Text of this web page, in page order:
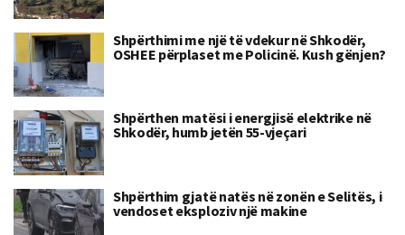
Shpërthimi me një të vdekur në Shkodër,
OSHEE përplaset me Policinë. Kush gënjen?
Shpërthen matësi i energjisë elektrike në
Shkodër, humb jetën 55-vjeçari
Shpërthim gjatë natës në zonën e Selitës, i
vendoset eksploziv një makine